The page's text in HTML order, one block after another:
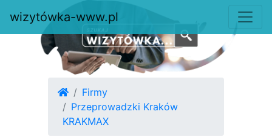
Firmy
Przeprowadzki Kraków
KRAKMAX
wizytówka-www.pl